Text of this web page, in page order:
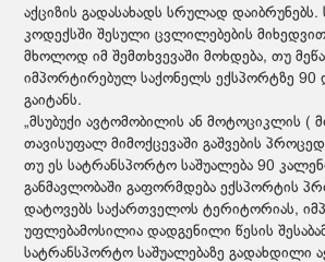
აქციზის გადასახადს სრულად დაიბრუნებს.
კოდექსში შესული ცვლილებების
მხოლოდ იმ შემთხვევაში მოხდება, თუ
იმპორტირებულ საქონელს ექსპორტზე 90
გაიტანს.
„მსუბუქი ავტომობილის ან მოტოციკლის (
თავისუფალ მიმოქცევაში გაშვების
თუ ეს სატრანსპორტო საშუალება 90
განმავლობაში გაფორმდება ექსპორტის
დატოვებს საქართველოს ტერიტორიას,
უფლებამოსილია დადგენილი წესის
სატრანსპორტო საშუალებაზე გადახდილი